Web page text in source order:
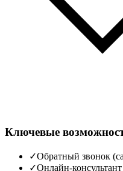
Ключевые
✓Обратный звонок
✓Онлайн-консультант